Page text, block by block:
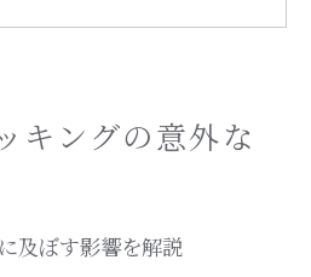
ストッキングの選び方を解説
が巻き爪に与える利点
デザインのストッキング
キングの意外な
及ぼす影響を解説